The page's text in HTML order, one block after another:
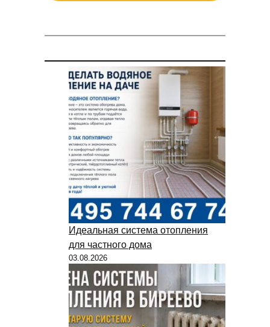
Идеальная система отопления
для частного дома
03.08.2026